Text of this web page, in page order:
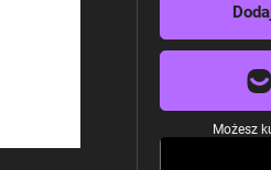
Możesz